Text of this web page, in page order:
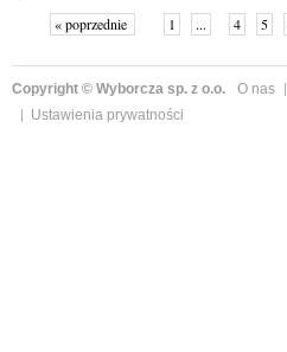
« poprzednie 1 ... 4 5
Copyright © Wyborcza sp. z o.o. O nas
Ustawienia prywatności